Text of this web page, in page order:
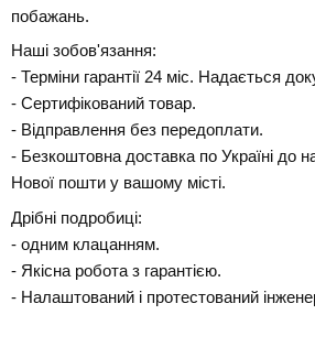
побажань.
Наші зобов'язання:
- Терміни гарантії 24 міс. Надається
- Сертифікований товар.
- Відправлення без передоплати.
- Безкоштовна доставка по Україні до
Нової пошти у вашому місті.
Дрібні подробиці:
- одним клацанням.
- Якісна робота з гарантією.
- Налаштований і протестований